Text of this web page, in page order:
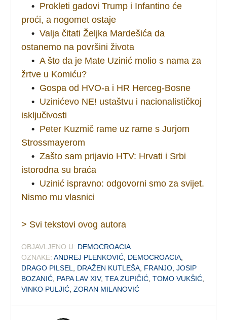
• Prokleti gadovi Trump i Infantino će
proći, a nogomet ostaje
• Valja čitati Željka Mardešića da
ostanemo na površini života
• A što da je Mate Uzinić molio s nama za
žrtve u Komiću?
• Gospa od HVO-a i HR Herceg-Bosne
• Uzinićevo NE! ustaštvu i nacionalističkoj
isključivosti
• Peter Kuzmič rame uz rame s Jurjom
Strossmayerom
• Zašto sam prijavio HTV: Hrvati i Srbi
istorodna su braća
• Uzinić ispravno: odgovorni smo za svijet.
Nismo mu vlasnici
> Svi tekstovi ovog autora
OBJAVLJENO U: DEMOCROACIA
OZNAKE: ANDREJ PLENKOVIĆ DEMOCROACIA
DRAGO PILSEL
DRAŽEN KUTLEŠA FRANJO ,JOSIP
BOZANIĆ PAPA LAV XIV,TEA ZUPIČIĆ ,TOMO VUKŠIĆ
VINKO PULJIĆ ,ZORAN MILANOVIĆ